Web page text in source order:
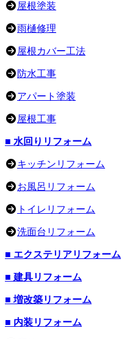
屋根塗装
雨樋修理
屋根カバー工法
防水工事
アパート塗装
屋根工事
■ 水回りリフォーム
キッチンリフォーム
お風呂リフォーム
トイレリフォーム
洗面台リフォーム
■ エクステリアリフォーム
■ 建具リフォーム
■ 増改築リフォーム
■ 内装リフォーム